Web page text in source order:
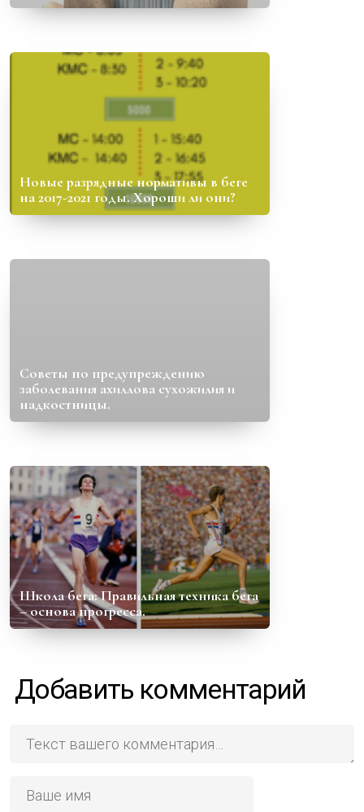
Новые разрядные нормативы в беге
на 2017-2021 годы. Хороши ли они?
Советы по предупреждению
заболевания ахиллова сухожилия и
надкостницы.
Школа бега: Правильная техника бега
– основа прогресса.
Добавить комментарий